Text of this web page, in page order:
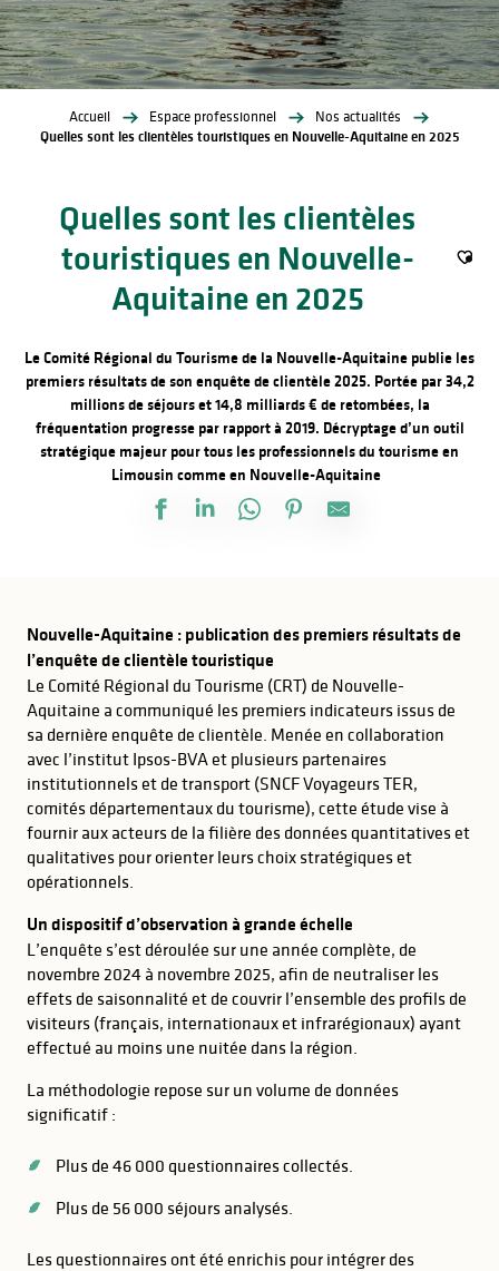
Accueil Espace professionnel
Nos actualités
Quelles sont les clientèles touristiques en Nouvelle-Aquitaine en 2025
Quelles sont les clientèles
touristiques en Nouvelle-
Aquitaine en 2025
Le Comité Régional du Tourisme de la Nouvelle-Aquitaine publie les
premiers résultats de son enquête de clientèle 2025. Portée par 34,2
millions de séjours et 14,8 milliards € de retombées, la
fréquentation progresse par rapport à 2019. Décryptage d’un outil
stratégique majeur pour tous les professionnels du tourisme en
Limousin comme en Nouvelle-Aquitaine
Nouvelle-Aquitaine : publication des premiers résultats de
l’enquête de clientèle touristique
Le Comité Régional du Tourisme (CRT) de Nouvelle-
Aquitaine a communiqué les premiers indicateurs issus de
sa dernière enquête de clientèle. Menée en collaboration
avec l’institut Ipsos-BVA et plusieurs partenaires
institutionnels et de transport (SNCF Voyageurs TER,
comités départementaux du tourisme), cette étude vise à
fournir aux acteurs de la filière des données quantitatives et
qualitatives pour orienter leurs choix stratégiques et
opérationnels.
Un dispositif d’observation à grande échelle
L’enquête s’est déroulée sur une année complète, de
novembre 2024 à novembre 2025, afin de neutraliser les
effets de saisonnalité et de couvrir l’ensemble des profils de
visiteurs (français, internationaux et infrarégionaux) ayant
effectué au moins une nuitée dans la région.
La méthodologie repose sur un volume de données
significatif :
Plus de 46 000 questionnaires collectés.
Plus de 56 000 séjours analysés.
Les questionnaires ont été enrichis pour intégrer des